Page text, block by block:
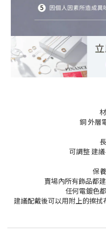
銅 外層
可調整 建
保
賣場內所有飾品都
任何電鍍色
建議配戴後可以用附上的擦